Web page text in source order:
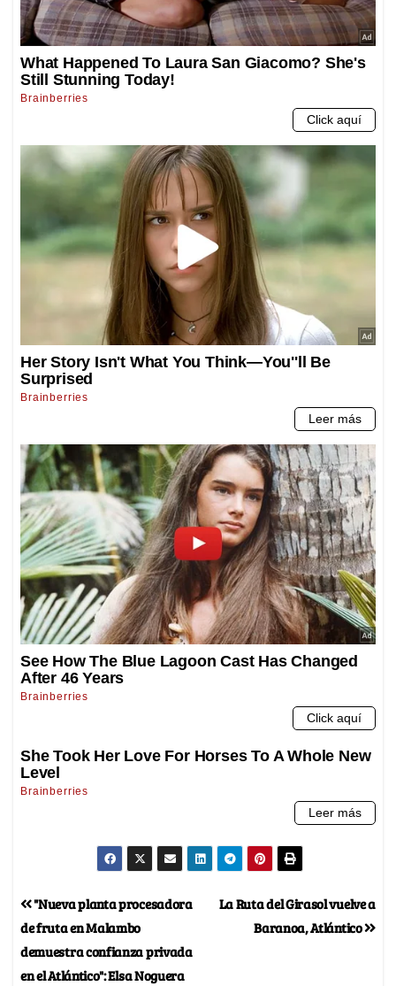
La Ruta del Girasol vuelve a
Baranoa, Atlántico
"Nueva planta procesadora
de fruta en Malambo
demuestra confianza privada
en el Atlántico": Elsa Noguera